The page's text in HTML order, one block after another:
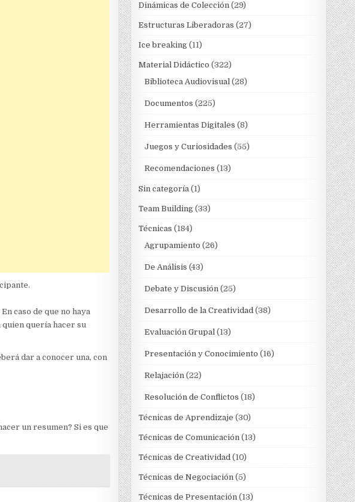
caso de que no haya
quería hacer su
dar a conocer una, con
un resumen? Si es que
Dinámicas de Colección(29)
Estructuras Liberadoras (27)
Ice breaking(11)
Material Didáctico (322)
Biblioteca Audiovisual(28)
Documentos (225)
Herramientas Digitales (8)
Juegos y Curiosidades (55)
Recomendaciones (13)
Sin categoría(1)
Team Building(33)
Técnicas (184)
Agrupamiento (26)
De Análisis (43)
Debate y Discusión(25)
Desarrollo de la Creatividad(38)
Evaluación Grupal(13)
Presentación y Conocimiento (16)
Relajación(22)
Resolución de Conflictos (18)
Técnicas de Aprendizaje (30)
Técnicas de Comunicación(13)
Técnicas de Creatividad(10)
Técnicas de Negociación(5)
Técnicas de Presentación(13)